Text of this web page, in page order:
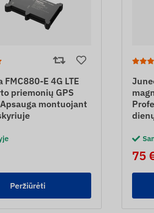
FMC880-E 4G LTE
priemonių GPS
montuojant
Peržiūrėti
75